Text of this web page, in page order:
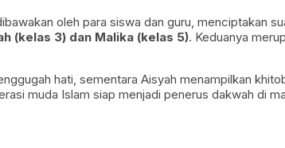
oleh para siswa dan guru, menciptakan
(kelas 3) dan Malika (kelas 5). Keduanya
hati, sementara Aisyah menampilkan
muda Islam siap menjadi penerus dakwah di